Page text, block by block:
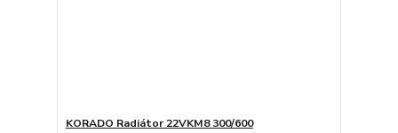
KORADO Radiátor 22VKM8 300/600